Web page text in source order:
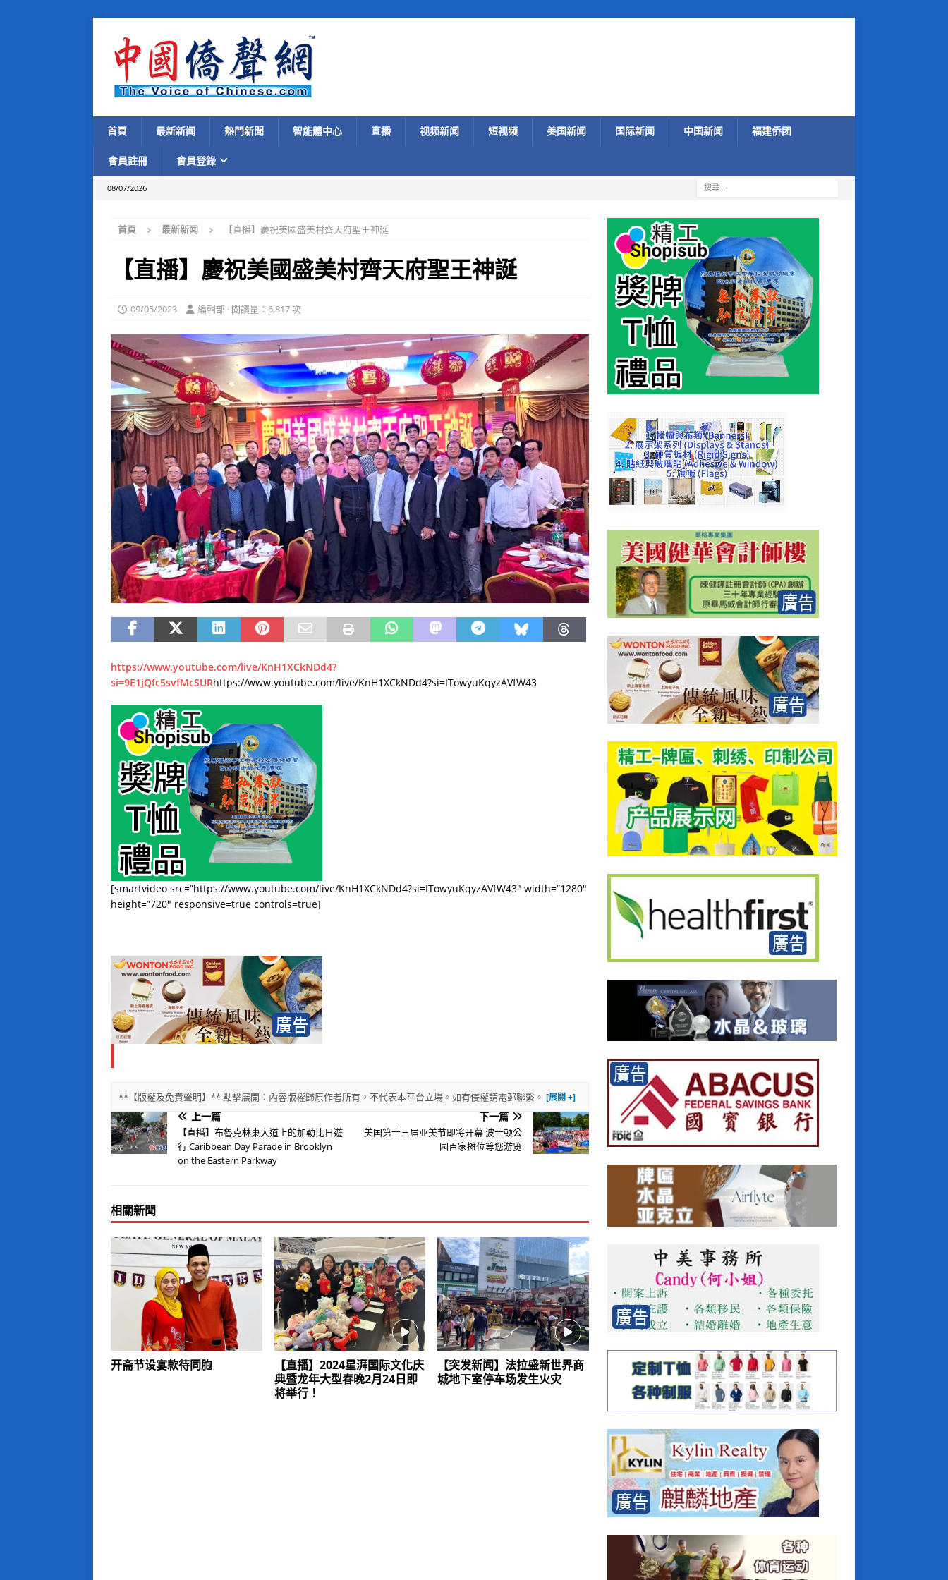
首頁 最新新闻 熱門新聞 智能體中心 直播 视频新闻 短视频 美国新闻 国际新闻 中国新闻 福建侨团
會員註冊 會員登錄
08/07/2026
首頁 最新新闻 【直播】慶祝美國盛美村齊天府聖王神誕
【直播】慶祝美國盛美村齊天府聖王神誕
09/05/2023 編輯部 · 閱讀量：6,817 次
https://www.youtube.com/live/KnH1XCkNDd4?
si=9E1jQfc5svfMcSURhttps://www.youtube.com/live/KnH1XCkNDd4?si=ITowyuKqyzAVfW43
[smartvideo src=”https://www.youtube.com/live/KnH1XCkNDd4?si=ITowyuKqyzAVfW43″ width=”1280″
height=”720″ responsive=true controls=true]
**【版權及免責聲明】** 點擊展開：內容版權歸原作者所有，不代表本平台立場。如有侵權請電郵聯繫。
上一篇
【直播】布魯克林東大道上的加勒比日遊
行 Caribbean Day Parade in Brooklyn
on the Eastern Parkway
下一篇
美国第十三届亚美节即将开幕 波士顿公
园百家摊位等您游览
相關新聞
开斋节设宴款待同胞
【直播】2024星湃国际文化庆
典暨龙年大型春晚2月24日即
将举行！
【突发新闻】法拉盛新世界商
城地下室停车场发生火灾